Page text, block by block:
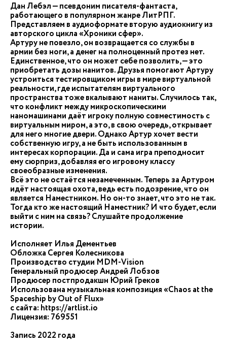
Дан Лебэл — псевдоним писателя-фантаста,
работающего в популярном жанре ЛитРПГ.
Представляем в аудиоформате вторую аудиокнигу из
авторского цикла «Хроники сфер».
Артуру не повезло, он возвращается со службы в
армии без ноги, а денег на полноценный протез нет.
Единственное, что он может себе позволить, — это
приобретать дозы нанитов. Друзья помогают Артуру
устроиться тестировщиком игры в мире виртуальной
реальности, где испытателям виртуального
пространства тоже вкалывают наниты. Случилось так,
что конфликт между микроскопическими
наномашинами даёт игроку полную совместимость с
виртуальным миром, а это, в свою очередь, открывает
для него многие двери. Однако Артур хочет вести
собственную игру, а не быть использованным в
интересах корпорации. Да и сама игра преподносит
ему сюрприз, добавляя его игровому классу
своеобразные изменения.
Всё это не остаётся незамеченным. Теперь за Артуром
идёт настоящая охота, ведь есть подозрение, что он
является Наместником. Но он-то знает, что это не так.
Тогда кто же настоящий Наместник? И что будет, если
выйти с ним на связь? Слушайте продолжение
истории.
Исполняет Илья Дементьев
Обложка Сергея Колесникова
Производство студии MDM-Vision
Генеральный продюсер Андрей Лобзов
Продюсер постпродакшн Юрий Греков
Использована музыкальная композиция «Chaos at the
Spaceship by Out of Flux»
с сайта: https://artlist.io
Лицензия: 769551
Запись 2022 года